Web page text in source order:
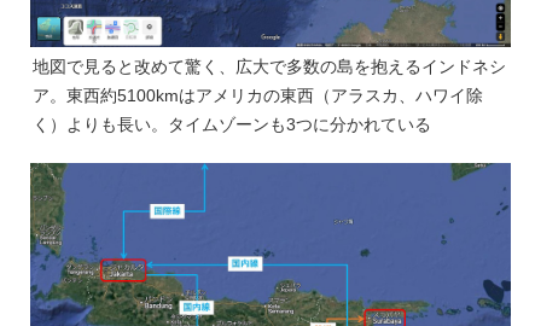
地図で見ると改めて驚く、広大で多数の島を抱えるインドネシ
ア。東西約5100kmはアメリカの東西（アラスカ、ハワイ除
く）よりも長い。タイムゾーンも3つに分かれている